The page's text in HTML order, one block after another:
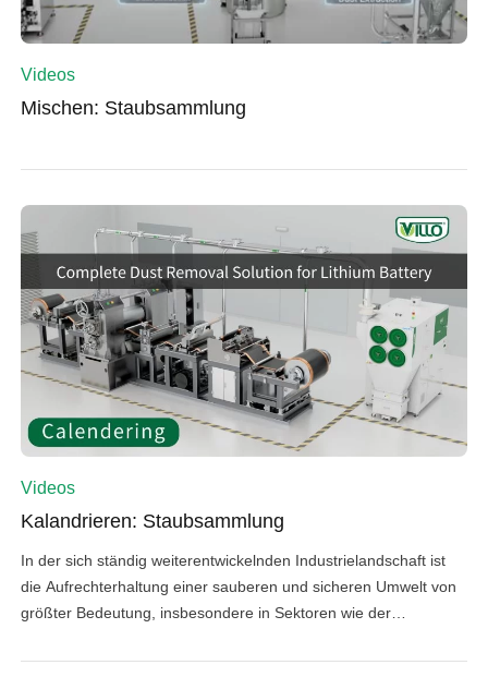
Videos
Mischen: Staubsammlung
Videos
Kalandrieren: Staubsammlung
In der sich ständig weiterentwickelnden Industrielandschaft ist
die Aufrechterhaltung einer sauberen und sicheren Umwelt von
größter Bedeutung, insbesondere in Sektoren wie der
dem 3D-Druck und der Photovoltaik. Unser neuestes Video